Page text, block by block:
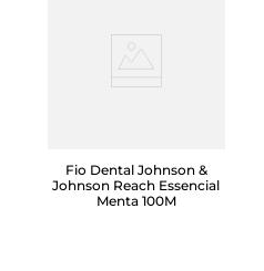
Fio Dental Johnson &
Johnson Reach Essencial
Menta 100M